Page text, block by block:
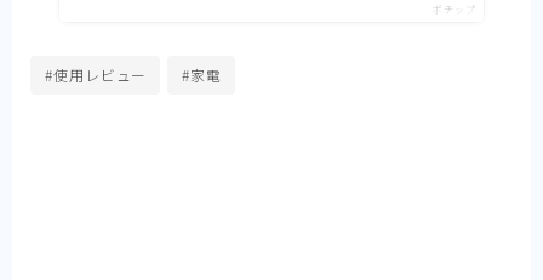
ポチップ
#使用レビュー #家電